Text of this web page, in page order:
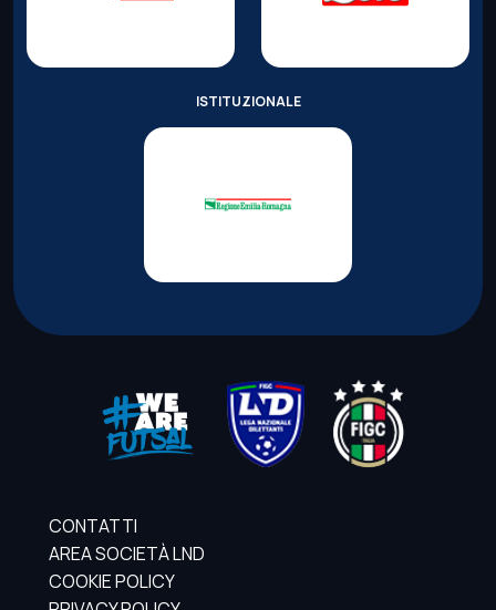
ISTITUZIONALE
CONTATTI
AREA SOCIETÀ LND
COOKIE POLICY